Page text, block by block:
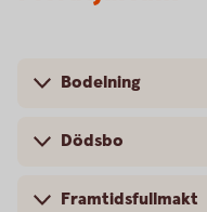
Bodelning
Dödsbo
Framtidsfullmakt